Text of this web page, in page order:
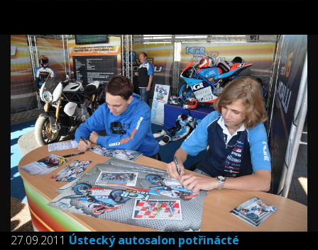
27.09.2011 Ústecký autosalon potřinácté